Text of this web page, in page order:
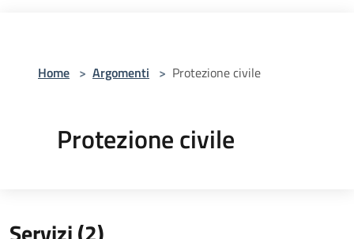
Home > Argomenti > Protezione civile
Protezione civile